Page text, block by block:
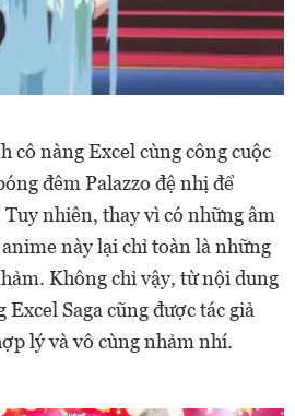
cô nàng Excel cùng công cuộc
đêm Palazzo đệ nhị để
nhiên, thay vì có những âm
này lại chỉ toàn là những
Không chỉ vậy, từ nội dung
Saga cũng được tác giả
lý và vô cùng nhảm nhí.